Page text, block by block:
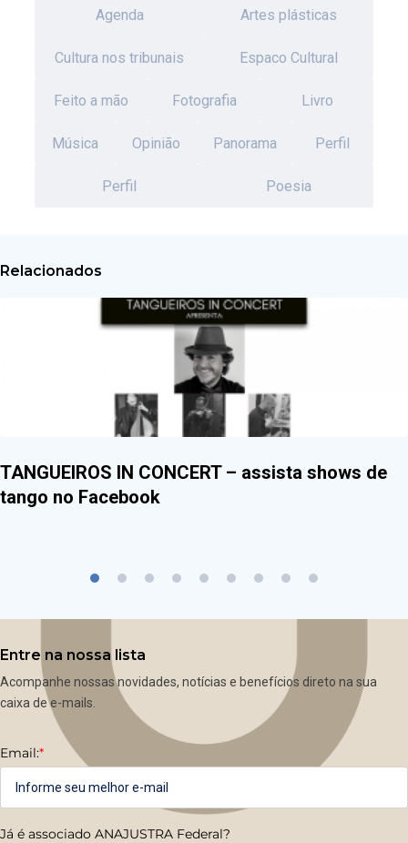
Agenda Artes plásticas
Cultura nos tribunais Espaco Cultural
Feito a mão Fotografia Livro
Música Opinião Panorama Perfil
Perfil Poesia
Relacionados
TANGUEIROS IN CONCERT – assista shows de
tango no Facebook
Entre na nossa lista
Acompanhe nossas novidades, notícias e benefícios direto na sua
caixa de e-mails.
Email:*
Já é associado ANAJUSTRA Federal?